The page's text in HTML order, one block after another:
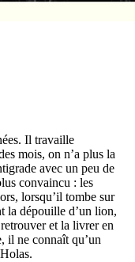
Il travaille
mois, on n’a plus la
avec un peu de
convaincu : les
lorsqu’il tombe sur
la dépouille d’un lion,
et la livrer en
il ne connaît qu’un